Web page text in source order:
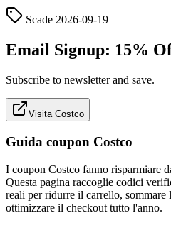
Scade 2026-09-19
Email Signup: 15%
Subscribe to newsletter and save.
Visita Costco
Guida coupon Costco
I coupon Costco fanno risparmiare
Questa pagina raccoglie codici
reali per ridurre il carrello, sommare
ottimizzare il checkout tutto l'anno.